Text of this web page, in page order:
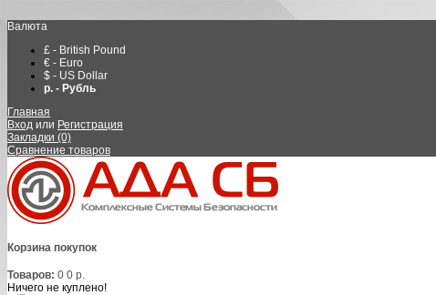
Валюта
£ - British Pound
€ - Euro
$ - US Dollar
р. - Рубль
Главная
Вход или Регистрация
Закладки (0)
Сравнение товаров
Корзина покупок
Товаров: 0 0 р.
Ничего не куплено!